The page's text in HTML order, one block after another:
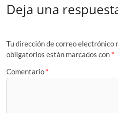
Deja una
Tu dirección de correo electrónico
obligatorios están marcados con *
Comentario *